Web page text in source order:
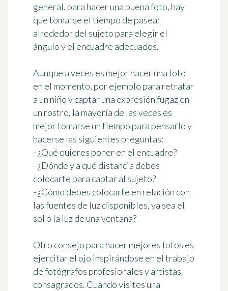
general, para hacer una buena foto, hay
que tomarse el tiempo de pasear
alrededor del sujeto para elegir el
ángulo y el encuadre adecuados.
Aunque a veces es mejor hacer una foto
en el momento, por ejemplo para retratar
a un niño y captar una expresión fugaz en
un rostro, la mayoría de las veces es
mejor tomarse un tiempo para pensarlo y
hacerse las siguientes preguntas:
- ¿Qué quieres poner en el encuadre?
- ¿Dónde y a qué distancia debes
colocarte para captar al sujeto?
- ¿Cómo debes colocarte en relación con
las fuentes de luz disponibles, ya sea el
sol o la luz de una ventana?
Otro consejo para hacer mejores fotos es
ejercitar el ojo inspirándose en el trabajo
de fotógrafos profesionales y artistas
consagrados. Cuando visites una